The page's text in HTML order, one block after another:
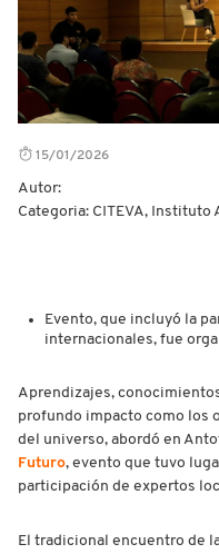
15/01/2026
Autor:
Categoria: CITEVA,
Evento, que incluyó la
internacionales, fue
Aprendizajes,
profundo impacto como los
del universo, abordó en
Futuro, evento que tuvo
participación de expertos
El tradicional encuentro de